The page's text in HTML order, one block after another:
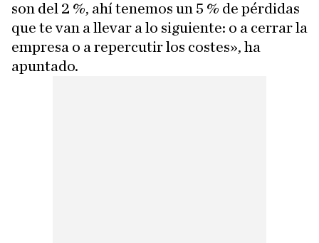
son del 2 %, ahí tenemos un 5 % de pérdidas
que te van a llevar a lo siguiente: o a cerrar la
empresa o a repercutir los costes», ha
apuntado.